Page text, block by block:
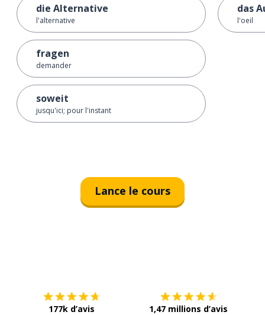
die Alternative
l'alternative
fragen
demander
soweit
jusqu'ici; pour l'instant
das
l'oeil
Lance le cours
177k d’avis 1,47 millions d’avis